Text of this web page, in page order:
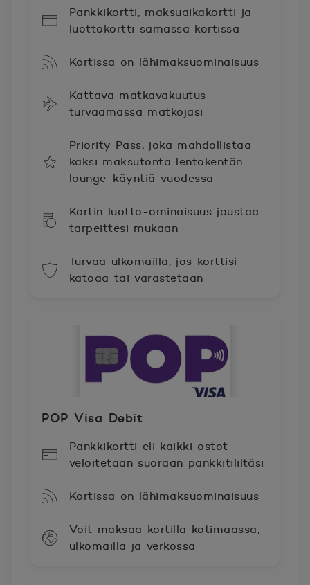
Pankkikortti, maksuaikakortti ja
luottokortti samassa kortissa
Kortissa on lähimaksuominaisuus
Kattava matkavakuutus
turvaamassa matkojasi
Priority Pass, joka mahdollistaa
kaksi maksutonta lentokentän
lounge-käyntiä vuodessa
Kortin luotto-ominaisuus joustaa
tarpeittesi mukaan
Turvaa ulkomailla, jos korttisi
katoaa tai varastetaan
POP Visa Debit
Pankkikortti eli kaikki ostot
veloitetaan suoraan pankkitililtäsi
Kortissa on lähimaksuominaisuus
Voit maksaa kortilla kotimaassa,
ulkomailla ja verkossa